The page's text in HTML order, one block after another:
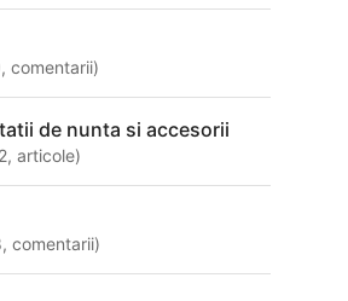
,comentarii)
de nunta si accesorii
,articole)
,comentarii)